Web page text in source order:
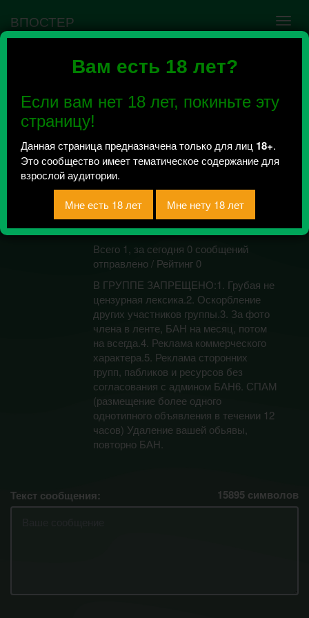
Вам есть 18 лет?
Если вам нет 18 лет, покиньте эту
страницу!
Данная страница предназначена только для лиц 18+.
Это сообщество имеет тематическое содержание для
взрослой аудитории.
ВПОСТЕР
Ошибка VK API #5
сообщества нужно авторизоваться на сервисе
повторно.
СЕКС |
ЗНАКОМСТВО |
МЖЖ | Украина 18+
Всего 1, за сегодня 0 сообщений
отправлено / Рейтинг 0
В ГРУППЕ ЗАПРЕЩЕНО:1. Грубая не
цензурная лексика.2. Оскорбление
других участников группы.3. За фото
члена в ленте, БАН на месяц, потом
на всегда.4. Реклама коммерческого
характера.5. Реклама сторонних
групп, пабликов и ресурсов без
согласования с админом БАН6. СПАМ
(размещение более одного
однотипного объявления в течении 12
часов) Удаление вашей обьявы,
повторно БАН.
Текст сообщения: 15895 символов